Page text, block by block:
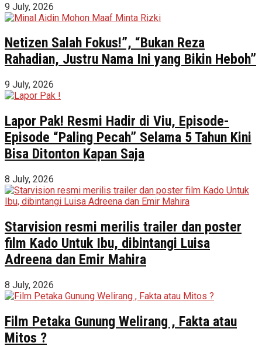
9 July, 2026
Netizen Salah Fokus!”, “Bukan Reza
Rahadian, Justru Nama Ini yang Bikin Heboh”
9 July, 2026
Lapor Pak! Resmi Hadir di Viu, Episode-
Episode “Paling Pecah” Selama 5 Tahun Kini
Bisa Ditonton Kapan Saja
8 July, 2026
Starvision resmi merilis trailer dan poster
film Kado Untuk Ibu, dibintangi Luisa
Adreena dan Emir Mahira
8 July, 2026
Film Petaka Gunung Welirang , Fakta atau
Mitos ?